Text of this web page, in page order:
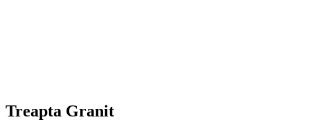
Treapta Granit